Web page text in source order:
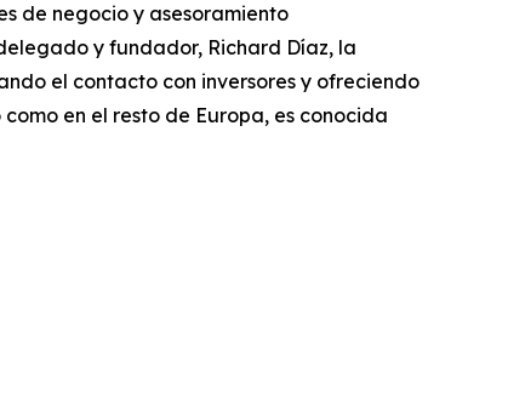
de negocio y asesoramiento
y fundador, Richard Díaz, la
el contacto con inversores y ofreciendo
en el resto de Europa, es conocida